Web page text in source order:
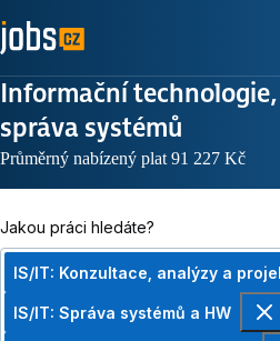
Informační
správa systémů
Průměrný nabízený plat 91 227 Kč
Jakou práci hledáte?
IS/IT: Konzultace, analýzy a
IS/IT: Správa systémů a HW